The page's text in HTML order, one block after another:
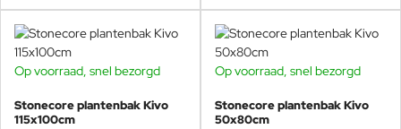
Op voorraad, snel bezorgd
Stonecore plantenbak Kivo
115x100cm
Op voorraad, snel bezorgd
Stonecore plantenbak Kivo
50x80cm